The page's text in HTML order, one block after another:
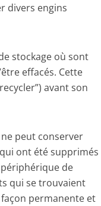
divers engins
stockage où sont
effacés. Cette
avant son
peut conserver
ont été supprimés
de
qui se trouvaient
permanente et